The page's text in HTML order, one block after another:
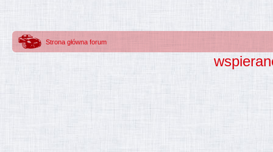
Strona główna forum